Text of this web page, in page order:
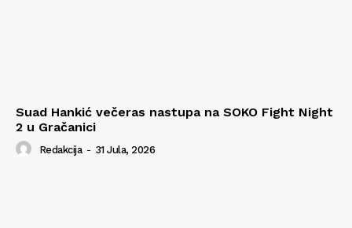
Suad Hankić večeras nastupa na SOKO Fight Night
2 u Gračanici
Redakcija - 31 Jula, 2026